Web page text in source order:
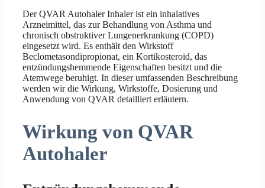
Der QVAR Autohaler Inhaler ist ein inhalatives
Arzneimittel, das zur Behandlung von Asthma und
chronisch obstruktiver Lungenerkrankung (COPD)
eingesetzt wird. Es enthält den Wirkstoff
Beclometasondipropionat, ein Kortikosteroid, das
entzündungshemmende Eigenschaften besitzt und die
Atemwege beruhigt. In dieser umfassenden Beschreibung
werden wir die Wirkung, Wirkstoffe, Dosierung und
Anwendung von QVAR detailliert erläutern.
Wirkung von QVAR
Autohaler